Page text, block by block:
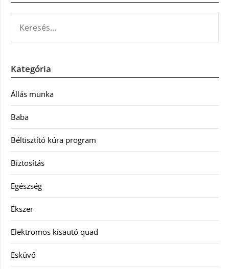
Kategória
Állás munka
Baba
Béltisztító kúra program
Biztosítás
Egészség
Ékszer
Elektromos kisautó quad
Esküvő